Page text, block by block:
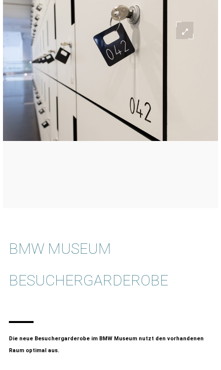
BMW MUSEUM
BESUCHERGARDEROBE
Die neue Besuchergarderobe im BMW Museum nutzt den vorhandenen
Raum optimal aus.